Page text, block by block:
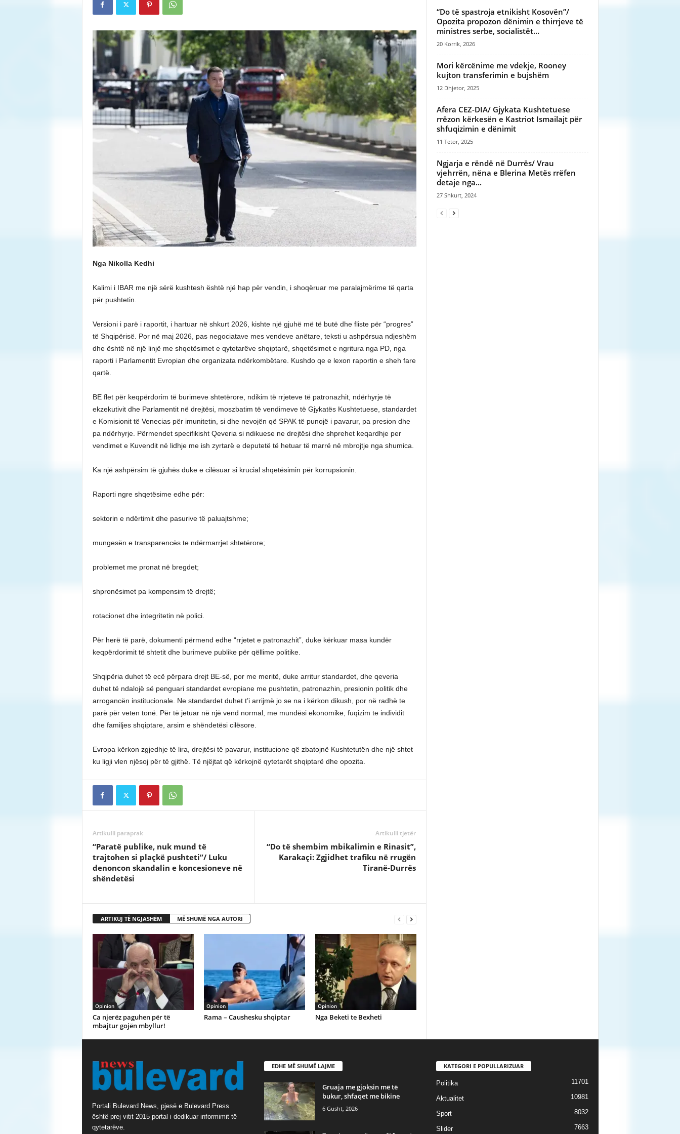
Nga Nikolla Kedhi
Kalimi i IBAR me një sërë kushtesh është një hap për vendin, i shoqëruar me paralajmërime të qarta
për pushtetin.
Versioni i parë i raportit, i hartuar në shkurt 2026, kishte një gjuhë më të butë dhe fliste për “progres”
të Shqipërisë. Por në maj 2026, pas negociatave mes vendeve anëtare, teksti u ashpërsua ndjeshëm
dhe është në një linjë me shqetësimet e qytetarëve shqiptarë, shqetësimet e ngritura nga PD, nga
raporti i Parlamentit Evropian dhe organizata ndërkombëtare. Kushdo qe e lexon raportin e sheh fare
qartë.
BE flet për keqpërdorim të burimeve shtetërore, ndikim të rrjeteve të patronazhit, ndërhyrje të
ekzekutivit dhe Parlamentit në drejtësi, moszbatim të vendimeve të Gjykatës Kushtetuese, standardet
e Komisionit të Venecias për imunitetin, si dhe nevojën që SPAK të punojë i pavarur, pa presion dhe
pa ndërhyrje. Përmendet specifikisht Qeveria si ndikuese ne drejtësi dhe shprehet keqardhje per
vendimet e Kuvendit në lidhje me ish zyrtarë e deputetë të hetuar të marrë në mbrojtje nga shumica.
Ka një ashpërsim të gjuhës duke e cilësuar si krucial shqetësimin për korrupsionin.
Raporti ngre shqetësime edhe për:
sektorin e ndërtimit dhe pasurive të paluajtshme;
mungesën e transparencës te ndërmarrjet shtetërore;
problemet me pronat në bregdet;
shpronësimet pa kompensim të drejtë;
rotacionet dhe integritetin në polici.
Për herë të parë, dokumenti përmend edhe “rrjetet e patronazhit”, duke kërkuar masa kundër
keqpërdorimit të shtetit dhe burimeve publike për qëllime politike.
Shqipëria duhet të ecë përpara drejt BE-së, por me meritë, duke arritur standardet, dhe qeveria
duhet të ndalojë së penguari standardet evropiane me pushtetin, patronazhin, presionin politik dhe
arrogancën institucionale. Ne standardet duhet t’i arrijmë jo se na i kërkon dikush, por në radhë te
parë për veten tonë. Për të jetuar në një vend normal, me mundësi ekonomike, fuqizim te individit
dhe familjes shqiptare, arsim e shëndetësi cilësore.
Evropa kërkon zgjedhje të lira, drejtësi të pavarur, institucione që zbatojnë Kushtetutën dhe një shtet
ku ligji vlen njësoj për të gjithë. Të njëjtat që kërkojnë qytetarët shqiptarë dhe opozita.
Artikulli paraprak
“Paratë publike, nuk mund të
trajtohen si plaçkë pushteti”/ Luku
denoncon skandalin e koncesioneve në
shëndetësi
Artikulli tjetër
“Do të shembim mbikalimin e Rinasit”,
Karakaçi: Zgjidhet trafiku në rrugën
Tiranë-Durrës
ARTIKUJ TË NGJASHËM MË SHUMË NGA AUTORI
Opinion
Ca njerëz paguhen për të
mbajtur gojën mbyllur!
Opinion
Rama – Caushesku shqiptar
Opinion
Nga Beketi te Bexheti
“Do të spastroja etnikisht Kosovën”/
Opozita propozon dënimin e thirrjeve të
ministres serbe, socialistët...
20 Korrik, 2026
Mori kërcënime me vdekje, Rooney
kujton transferimin e bujshëm
12 Dhjetor, 2025
Afera CEZ-DIA/ Gjykata Kushtetuese
rrëzon kërkesën e Kastriot Ismailajt për
shfuqizimin e dënimit
11 Tetor, 2025
Ngjarja e rëndë në Durrës/ Vrau
vjehrrën, nëna e Blerina Metës rrëfen
detaje nga...
27 Shkurt, 2024
Portali Bulevard News, pjesë e Bulevard Press
është prej vitit 2015 portal i dedikuar informimit të
qytetarëve.
EDHE MË SHUMË LAJME
Gruaja me gjoksin më të
bukur, shfaqet me bikine
6 Gusht, 2026
KATEGORI E POPULLARIZUAR
Politika 11701
Aktualitet 10981
Sport 8032
Slider 7663